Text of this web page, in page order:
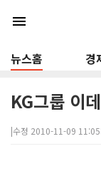
menu
뉴스홈 경
KG그룹 이
|수정 2010-11-09